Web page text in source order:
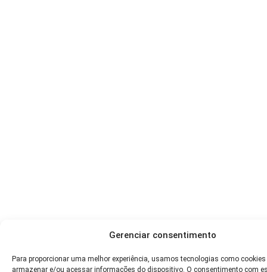
Gerenciar consentimento
Para proporcionar uma melhor experiência, usamos tecnologias como cookies
armazenar e/ou acessar informações do dispositivo. O consentimento com